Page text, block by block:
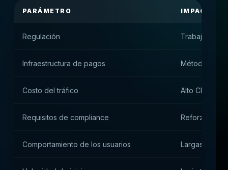
PARÁMETRO IMPACTO
Regulación Trabajo bajo
Infraestructura de pagos Métodos de
Costo del tráfico Alto CPA,
Requisitos de compliance Reforzado
Comportamiento de los usuarios Largas